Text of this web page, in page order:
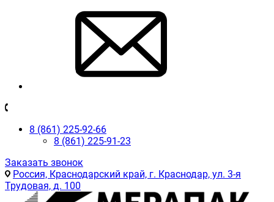
8 (861) 225-92-66
8 (861) 225-91-23
Заказать звонок
Россия, Краснодарский край, г. Краснодар, ул. 3-я
Трудовая, д. 100